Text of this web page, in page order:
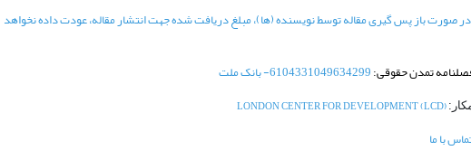
صورت باز پس گیری مقاله توسط نویسنده (ها)، مبلغ دریافت شده جهت انتشار مقاله، عودت داده نخواهد
تمدن حقوقی:
(LONDON CENTER FOR DEVELOPMENT (LCD
با ما